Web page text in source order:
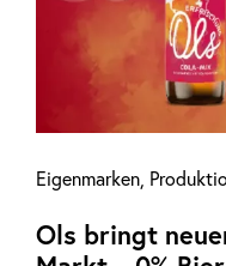
Eigenmarken,
Ols bringt